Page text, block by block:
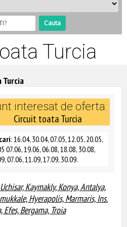
Turcia
interesat de oferta:
Circuit toata Turcia
: 16.04, 30.04, 07.05, 12.05, 20.05,
07.06, 19.06, 06.08, 18.08, 30.08,
07.06, 11.09, 17.09, 30.09.
Kaymakly, Konya, Antalya,
Hyerapolis, Marmaris, Ins.
Bergama, Troia